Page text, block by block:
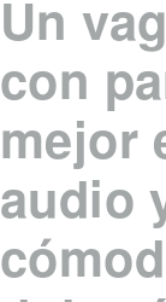
Un
con
mejor
audio